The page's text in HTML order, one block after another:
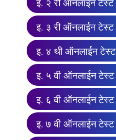
इ. २ री ऑनलाईन टेस्ट
इ. ३ री ऑनलाईन टेस्ट
इ. ४ थी ऑनलाईन टेस्ट
इ. ५ वी ऑनलाईन टेस्ट
इ. ६ वी ऑनलाईन टेस्ट
इ. ७ वी ऑनलाईन टेस्ट